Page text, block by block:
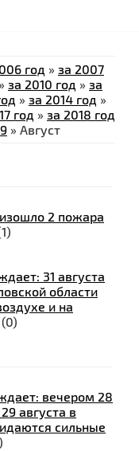
год » за 2007
» за 2010 год » за
» за 2014 год »
год » за 2018 год
» Август
2 пожара
31 августа
области
и на
(0)
вечером 28
августа в
сильные